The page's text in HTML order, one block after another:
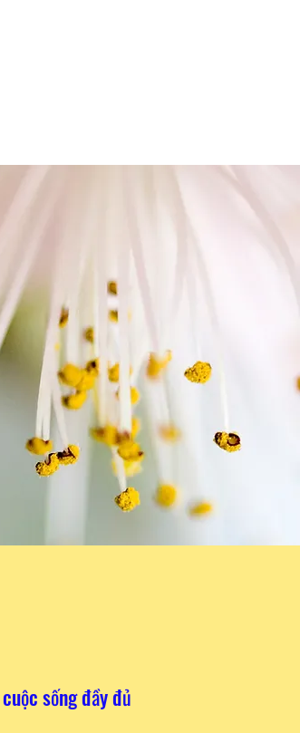
mang đến cho chúng ta nhiều
ngờ, và mặc dù chúng ta không thể
sống đầy đủ